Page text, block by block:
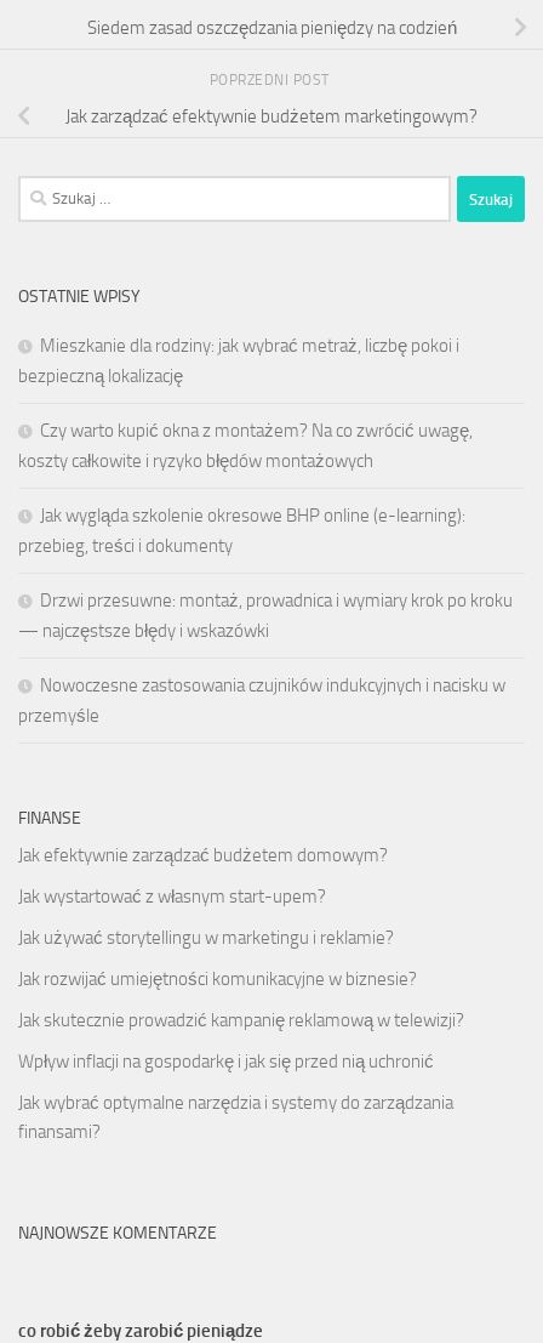
Siedem zasad oszczędzania pieniędzy na codzień
POPRZEDNI POST
Jak zarządzać efektywnie budżetem marketingowym?
Szukaj:
OSTATNIE WPISY
Mieszkanie dla rodziny: jak wybrać metraż, liczbę pokoi i
bezpieczną lokalizację
Czy warto kupić okna z montażem? Na co zwrócić uwagę,
koszty całkowite i ryzyko błędów montażowych
Jak wygląda szkolenie okresowe BHP online (e-learning):
przebieg, treści i dokumenty
Drzwi przesuwne: montaż, prowadnica i wymiary krok po kroku
— najczęstsze błędy i wskazówki
Nowoczesne zastosowania czujników indukcyjnych i nacisku w
przemyśle
FINANSE
Jak efektywnie zarządzać budżetem domowym?
Jak wystartować z własnym start-upem?
Jak używać storytellingu w marketingu i reklamie?
Jak rozwijać umiejętności komunikacyjne w biznesie?
Jak skutecznie prowadzić kampanię reklamową w telewizji?
Wpływ inflacji na gospodarkę i jak się przed nią uchronić
Jak wybrać optymalne narzędzia i systemy do zarządzania
finansami?
NAJNOWSZE KOMENTARZE
co robić żeby zarobić pieniądze